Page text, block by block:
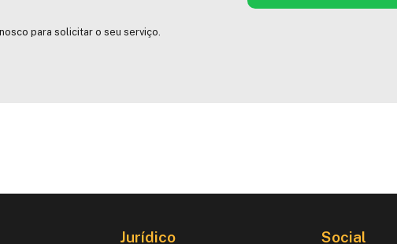
para solicitar o seu serviço.
Jurídico Social